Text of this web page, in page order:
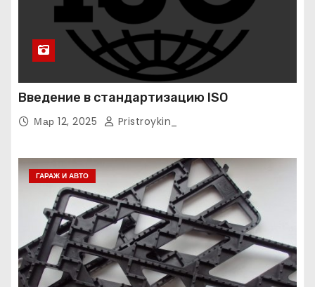
Введение в стандартизацию ISO
Мар 12, 2025 Pristroykin_
ГАРАЖ И АВТО